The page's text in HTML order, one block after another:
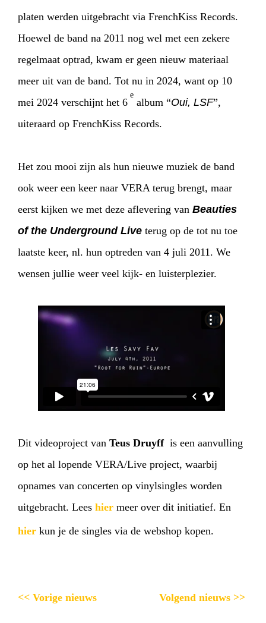
platen werden uitgebracht via FrenchKiss Records.
Hoewel de band na 2011 nog wel met een zekere
regelmaat optrad, kwam er geen nieuw materiaal
meer uit van de band. Tot nu in 2024, want op 10
mei 2024 verschijnt het 6
e
album “Oui, LSF”,
uiteraard op FrenchKiss Records.
Het zou mooi zijn als hun nieuwe muziek de band
ook weer een keer naar VERA terug brengt, maar
eerst kijken we met deze aflevering van Beauties
of the Underground Live terug op de tot nu toe
laatste keer, nl. hun optreden van 4 juli 2011. We
wensen jullie weer veel kijk- en luisterplezier.
Dit videoproject van Teus Druyffis een aanvulling
op het al lopende VERA/Live project, waarbij
opnames van concerten op vinylsingles worden
uitgebracht. Lees hier meer over dit initiatief. En
hier kun je de singles via de webshop kopen.
<< Vorige nieuws Volgend nieuws >>